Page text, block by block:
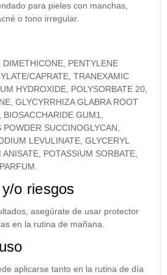
para pieles con manchas,
o tono irregular.
DIMETHICONE, PENTYLENE
CAPRATE, TRANEXAMIC
HYDROXIDE, POLYSORBATE 20,
GLYCYRRHIZA GLABRA ROOT
GUM1,
SUCCINOGLYCAN,
LEVULINATE, GLYCERYL
POTASSIUM SORBATE,
o riesgos
asegúrate de usar protector
en la rutina de mañana.
aplicarse tanto en la rutina de día